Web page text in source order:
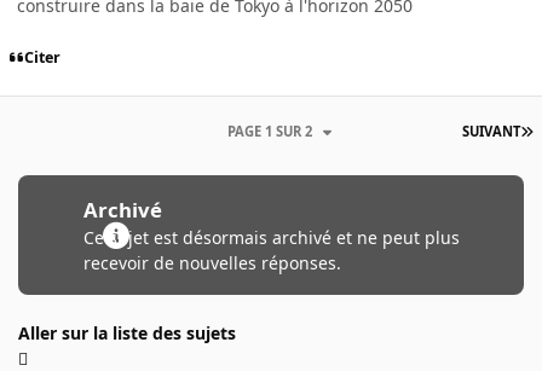
construire dans la baie de Tokyo à l'horizon 2050
Citer
SUIVANT
PAGE 1 SUR 2
Archivé
Ce sujet est désormais archivé et ne peut plus
recevoir de nouvelles réponses.
Aller sur la liste des sujets